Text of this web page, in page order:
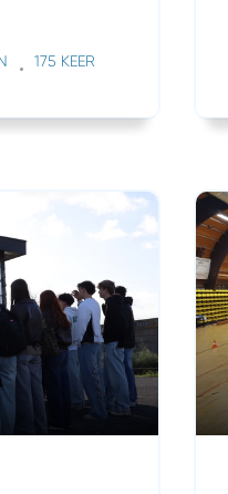
175 KEER